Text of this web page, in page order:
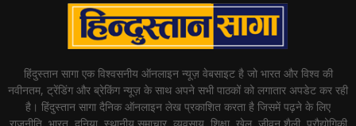
हिंदुस्तान सागा एक विश्वसनीय ऑनलाइन न्यूज़ वेबसाइट है जो भारत और विश्व की
नवीनतम, ट्रेंडिंग और ब्रेकिंग न्यूज़ के साथ अपने सभी पाठकों को लगातार अपडेट कर रही
है। हिंदुस्तान सागा दैनिक ऑनलाइन लेख प्रकाशित करता है जिसमें पढ़ने के लिए